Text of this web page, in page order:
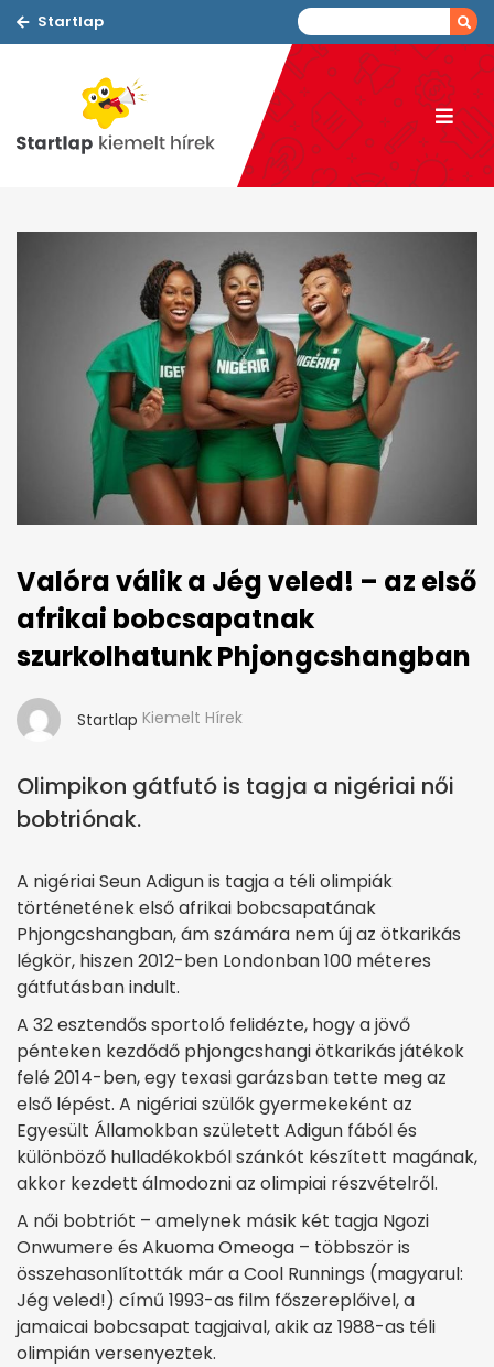
Startlap
Valóra válik a Jég veled! – az első
afrikai bobcsapatnak
szurkolhatunk Phjongcshangban
Startlap Kiemelt Hírek
Olimpikon gátfutó is tagja a nigériai női
bobtriónak.
A nigériai Seun Adigun is tagja a téli olimpiák
történetének első afrikai bobcsapatának
Phjongcshangban, ám számára nem új az ötkarikás
légkör, hiszen 2012-ben Londonban 100 méteres
gátfutásban indult.
A 32 esztendős sportoló felidézte, hogy a jövő
pénteken kezdődő phjongcshangi ötkarikás játékok
felé 2014-ben, egy texasi garázsban tette meg az
első lépést. A nigériai szülők gyermekeként az
Egyesült Államokban született Adigun fából és
különböző hulladékokból szánkót készített magának,
akkor kezdett álmodozni az olimpiai részvételről.
A női bobtriót – amelynek másik két tagja Ngozi
Onwumere és Akuoma Omeoga – többször is
összehasonlították már a Cool Runnings (magyarul:
Jég veled!) című 1993-as film főszereplőivel, a
jamaicai bobcsapat tagjaival, akik az 1988-as téli
olimpián versenyeztek.